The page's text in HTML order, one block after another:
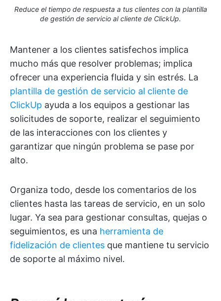
Reduce el tiempo de respuesta a tus clientes con la plantilla
de gestión de servicio al cliente de ClickUp.
Mantener a los clientes satisfechos implica
mucho más que resolver problemas; implica
ofrecer una experiencia fluida y sin estrés. La
plantilla de gestión de servicio al cliente de
ClickUp ayuda a los equipos a gestionar las
solicitudes de soporte, realizar el seguimiento
de las interacciones con los clientes y
garantizar que ningún problema se pase por
alto.
Organiza todo, desde los comentarios de los
clientes hasta las tareas de servicio, en un solo
lugar. Ya sea para gestionar consultas, quejas o
seguimientos, es una herramienta de
fidelización de clientes que mantiene tu servicio
de soporte al máximo nivel.